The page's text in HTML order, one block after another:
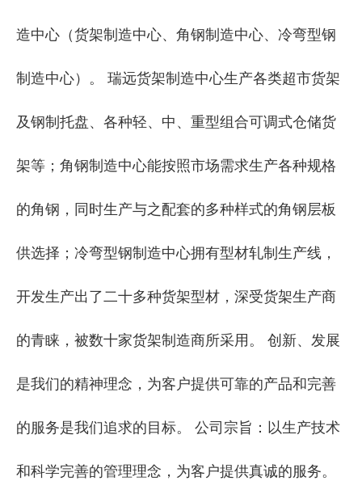
造中心（货架制造中心、角钢制造中心、冷弯型钢
制造中心）。 瑞远货架制造中心生产各类超市货架
及钢制托盘、各种轻、中、重型组合可调式仓储货
架等；角钢制造中心能按照市场需求生产各种规格
的角钢，同时生产与之配套的多种样式的角钢层板
供选择；冷弯型钢制造中心拥有型材轧制生产线，
开发生产出了二十多种货架型材，深受货架生产商
的青睐，被数十家货架制造商所采用。 创新、发展
是我们的精神理念，为客户提供可靠的产品和完善
的服务是我们追求的目标。 公司宗旨：以生产技术
和科学完善的管理理念，为客户提供真诚的服务。